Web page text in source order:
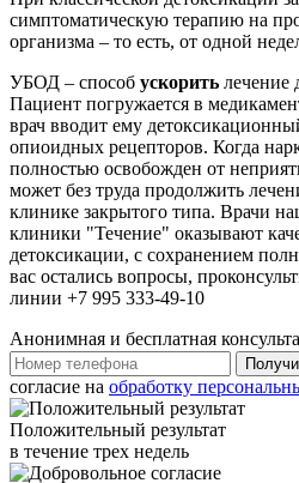
симптоматическую терапию на
организма – то есть, от одной
УБОД – способ ускорить лечение
Пациент погружается в
врач вводит ему
опиоидных рецепторов. Когда
полностью освобожден от
может без труда продолжить
клинике закрытого типа. Врачи
клиники "Течение" оказывают
детоксикации, с сохранением
вас остались вопросы,
линии +7 995 333-49-10
Анонимная и бесплатная
согласие на обработку
Положительный результат
в течение трех недель